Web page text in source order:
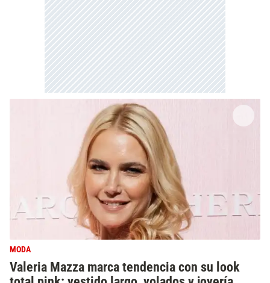
MODA
Valeria Mazza marca tendencia con su look